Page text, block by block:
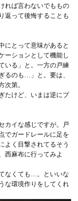
れば言わないでももの
返って後悔することも
にとって意味があると
ーションとして機能し
いる」と。一方の戸練
るのも…」と。要は、
次第。
たけど、いまは逆にプ
カイな感じですが。戸
でガードレールに足を
よく目撃されてるそう
西麻布に行ってみよ
なくても…。といいな
な環境作りをしてくれ